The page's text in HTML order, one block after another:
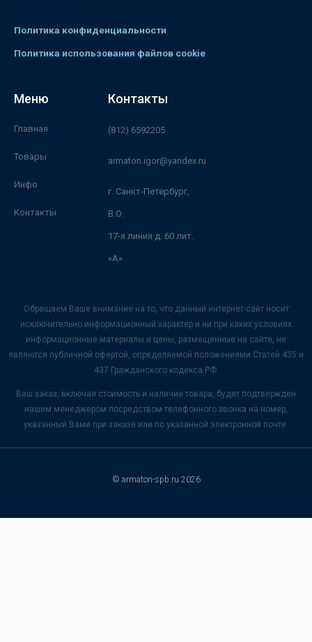
Политика конфиденциальности
Политика использования файлов cookie
Меню
Главная
Товары
Инфо
Контакты
Контакты
(812) 6592205
armaton.igor@yandex.ru
г. Санкт-Петербург,
В.О.
17-я линия д. 60 лит.
«А»
Обращаем Ваше внимание на то, что данный интернет-сайт носит
исключительно информационный характер и ни при каких условиях
информационные материалы и цены, размещенные на сайте, не
являются публичной офертой, определяемой положениями Статей 435 и
437 Гражданского кодекса РФ.
Ваш заказ, включая стоимость и наличие товара, будет подтвержден
нашим менеджером посредством телефонного звонка на номер,
указанный Вами при заказе или по указанной электронной почте.
© armaton-spb.ru 2026